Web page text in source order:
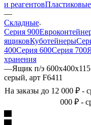
и реагентов
—
Складные
Серия 900
ящиковКуботейнеры
400Серия 600Серия 700
хранения
—Ящик п/э
серый, арт F6411
На заказы до 12 000 ₽ -
000 ₽ -